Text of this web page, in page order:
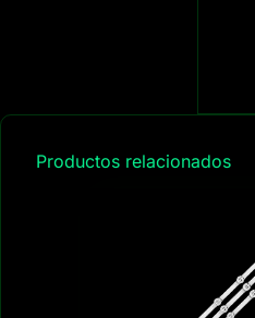
Productos relacionados